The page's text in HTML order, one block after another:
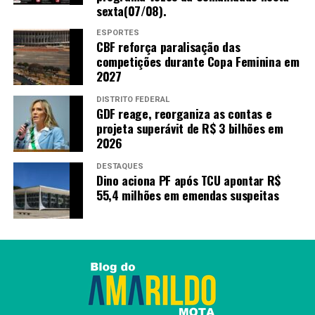
84,7% – conceito 4
Universidade Federal de Jataí (UFJ) – Jataí: 84,4%
– conceito 4
Universidade Evangélica de Goiás (UniEvangélica)
– Anápolis: 84,1% – conceito 4
Universidade Federal de Catalão (UFCAT) –
Catalão: 78,3% – conceito 4
Pontifícia Universidade Católica de Goiás (PUC-
GO) – Goiânia: 65,7% – conceito 3
Centro Universitário de Mineiros (Unifimes) –
Trindade: 57% – conceito 2
Universidade de Rio Verde (UniRV) – Aparecida de
Goiânia: 52,3% – conceito 2
sexta(07/08).
ESPORTES
CBF reforça paralisação das
competições durante Copa Feminina em
2027
DISTRITO FEDERAL
GDF reage, reorganiza as contas e
projeta superávit de R$ 3 bilhões em
2026
DESTAQUES
Dino aciona PF após TCU apontar R$
55,4 milhões em emendas suspeitas